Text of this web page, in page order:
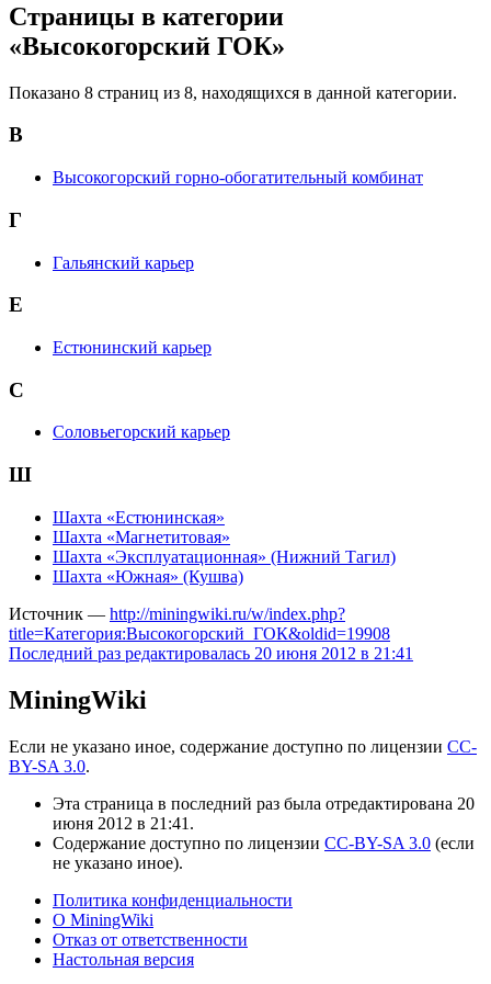
Страницы в категории
«Высокогорский ГОК»
Показано 8 страниц из 8, находящихся в данной категории.
В
Высокогорский горно-обогатительный комбинат
Г
Гальянский карьер
Е
Естюнинский карьер
С
Соловьегорский карьер
Ш
Шахта «Естюнинская»
Шахта «Магнетитовая»
Шахта «Эксплуатационная» (Нижний Тагил)
Шахта «Южная» (Кушва)
Источник — http://miningwiki.ru/w/index.php?
title=Категория:Высокогорский_ГОК&oldid=19908
Последний раз редактировалась 20 июня 2012 в 21:41
MiningWiki
Если не указано иное, содержание доступно по лицензии CC-
BY-SA 3.0.
Эта страница в последний раз была отредактирована 20
июня 2012 в 21:41.
Содержание доступно по лицензии CC-BY-SA 3.0 (если
не указано иное).
Политика конфиденциальности
О MiningWiki
Отказ от ответственности
Настольная версия